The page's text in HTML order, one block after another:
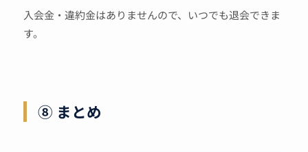
入会金・違約金はありませんので、いつでも退会できま
す。
⑧ まとめ